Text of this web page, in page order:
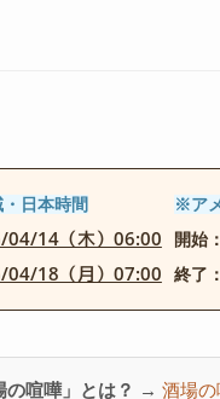
日本時間
04/14（木）06:00
04/18（月）07:00
※ア
開始：
終了：
の喧嘩」とは？ → 酒場の